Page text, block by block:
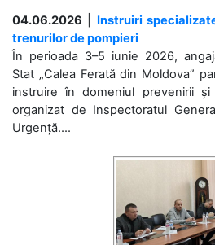
04.06.2026
Instruiri
trenurilor de pompieri
În perioada 3–5 iunie 2026,
Stat „Calea Ferată din Moldova”
instruire în domeniul prevenirii și
organizat de Inspectoratul
Urgență....